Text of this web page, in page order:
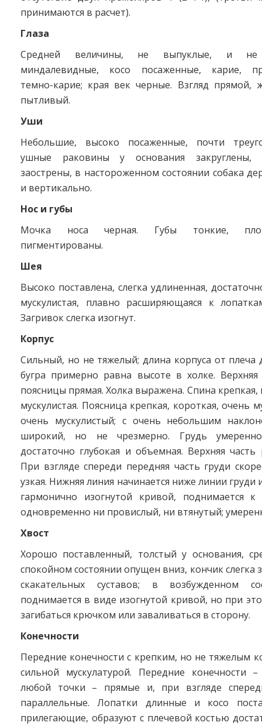
принимаются в расчет).
Глаза
Средней величины, не выпуклые, и не
миндалевидные, косо посаженные, карие,
темно-карие; края век черные. Взгляд
пытливый.
Уши
Небольшие, высоко посаженные, почти
ушные раковины у основания закруглены,
заострены, в настороженном состоянии собака
и вертикально.
Нос и губы
Мочка носа черная. Губы тонкие,
пигментированы.
Шея
Высоко поставлена, слегка удлиненная,
мускулистая, плавно расширяющаяся к
Загривок слегка изогнут.
Корпус
Сильный, но не тяжелый; длина корпуса от плеча
бугра примерно равна высоте в холке.
поясницы прямая. Холка выражена. Спина крепкая,
мускулистая. Поясница крепкая, короткая, очень
очень мускулистый; с очень небольшим
широкий, но не чрезмерно. Грудь
достаточно глубокая и объемная. Верхняя часть
При взгляде спереди передняя часть груди
узкая. Нижняя линия начинается ниже линии груди
гармонично изогнутой кривой, поднимается
одновременно ни провислый, ни втянутый;
Хвост
Хорошо поставленный, толстый у основания,
спокойном состоянии опущен вниз, кончик слегка
скакательных суставов; в возбужденном
поднимается в виде изогнутой кривой, но при
загибаться крючком или заваливаться в сторону.
Конечности
Передние конечности с крепким, но не тяжелым
сильной мускулатурой. Передние конечности
любой точки – прямые и, при взгляде
параллельные. Лопатки длинные и косо
прилегающие, образуют с плечевой костью